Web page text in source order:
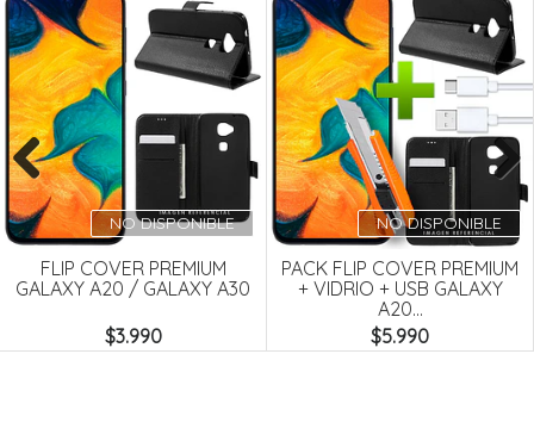
NO DISPONIBLE
FLIP COVER PREMIUM
GALAXY A20 / GALAXY A30
$3.990
NO DISPONIBLE
PACK FLIP COVER PREMIUM
+ VIDRIO + USB GALAXY
A20...
$5.990
Previous Next